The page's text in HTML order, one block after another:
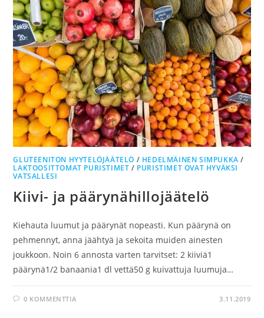
GLUTEENITON HYYTELÖJÄÄTELÖ / HEDELMÄINEN SIMPUKKA /
LAKTOOSITTOMAT PURISTIMET / PURISTIMET OVAT HYVÄKSI
VATSALLESI
Kiivi- ja päärynähillojäätelö
Kiehauta luumut ja päärynät nopeasti. Kun päärynä on
pehmennyt, anna jäähtyä ja sekoita muiden ainesten
joukkoon. Noin 6 annosta varten tarvitset: 2 kiiviä1
päärynä1/2 banaania1 dl vettä50 g kuivattuja luumuja…
0 KOMMENTTIA 3.11.2019